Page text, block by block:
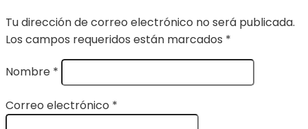
Tu dirección de correo electrónico no será publicada.
Los campos requeridos están marcados *
Nombre *
Correo electrónico *